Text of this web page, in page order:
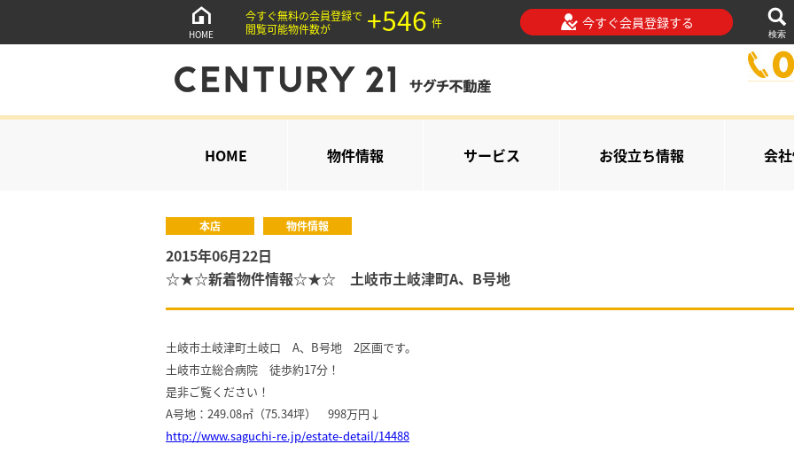
HOME
今すぐ無料の会員登録で
閲覧可能物件数が
+546 件 今すぐ会員登録する
検索
HOME 物件情報 サービス お役立ち情報 会
本店 物件情報
2015年06月22日
☆★☆新着物件情報☆★☆ 土岐市土岐津町A、B号地
土岐市土岐津町土岐口 A、B号地 2区画です。
土岐市立総合病院 徒歩約17分！
是非ご覧ください！
A号地：249.08㎡（75.34坪） 998万円↓
http://www.saguchi-re.jp/estate-detail/14488